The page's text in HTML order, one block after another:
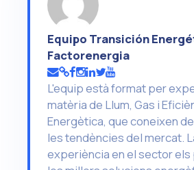
Equipo Transición
Factorenergia
L'equip està format per
matèria de Llum, Gas i
Energètica, que coneixen
les tendències del mercat.
experiència en el sector